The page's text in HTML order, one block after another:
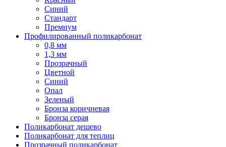
Синий
Стандарт
Премиум
Профилированный поликарбонат
0,8 мм
1,3 мм
Прозрачный
Цветной
Синий
Опал
Зеленый
Бронза коричневая
Бронза серая
Поликарбонат дешево
Поликарбонат для теплиц
Прозрачный поликарбонат